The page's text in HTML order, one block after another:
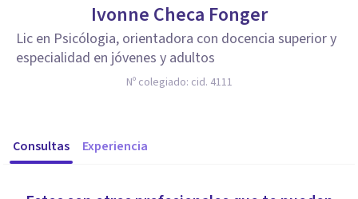
Ivonne Checa Fonger
Lic en Psicólogia, orientadora con docencia superior y
especialidad en jóvenes y adultos
Nº colegiado: cid. 4111
Consultas Experiencia